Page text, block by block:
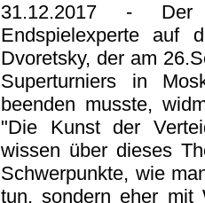
31.12.2017 - Der
Endspielexperte auf
Dvoretsky, der am
Superturniers in
beenden musste,
"Die Kunst der
wissen über dieses
Schwerpunkte, wie
tun, sondern eher mit